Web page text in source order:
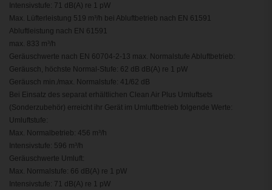
Intensivstufe: 71 dB(A) re 1 pW
Max. Lüfterleistung 519 m³/h bei Abluftbetrieb nach EN 61591
Abluftleistung nach EN 61591
max. 833 m³/h
Geräuschwerte nach EN 60704-2-13 max. Normalstufe Abluftbetrieb:
Geräusch, höchste Normal-Stufe: 62 dB dB(A) re 1 pW
Geräusch min./max. Normalstufe: 41/62 dB
Bei Einsatz des separat erhältlichen Clean Air Plus Umluftsets
(Sonderzubehör) erreicht ihr Gerät im Umluftbetrieb folgende Werte:
Umluftstufe:
Max. Normalbetrieb: 456 m³/h
Intensivstufe: 596 m³/h
Geräuschwerte Umluft:
Max. Normalstufe: 66 dB(A) re 1 pW
Intensivstufe: 71 dB(A) re 1 pW